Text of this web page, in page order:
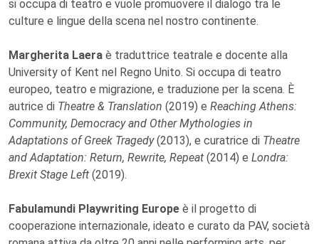
si occupa di teatro e vuole promuovere il dialogo tra le
culture e lingue della scena nel nostro continente.
Margherita Laera è traduttrice teatrale e docente alla
University of Kent nel Regno Unito. Si occupa di teatro
europeo, teatro e migrazione, e traduzione per la scena. È
autrice di Theatre & Translation (2019) e Reaching Athens:
Community, Democracy and Other Mythologies in
Adaptations of Greek Tragedy(2013), e curatrice di Theatre
and Adaptation: Return, Rewrite, Repeat (2014) e Londra:
Brexit Stage Left (2019).
Fabulamundi Playwriting Europe è il progetto di
cooperazione internazionale, ideato e curato da PAV, società